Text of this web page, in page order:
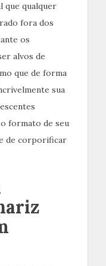
que qualquer
fora dos
os
alvos de
que de forma
sua
formato de seu
de corporificar